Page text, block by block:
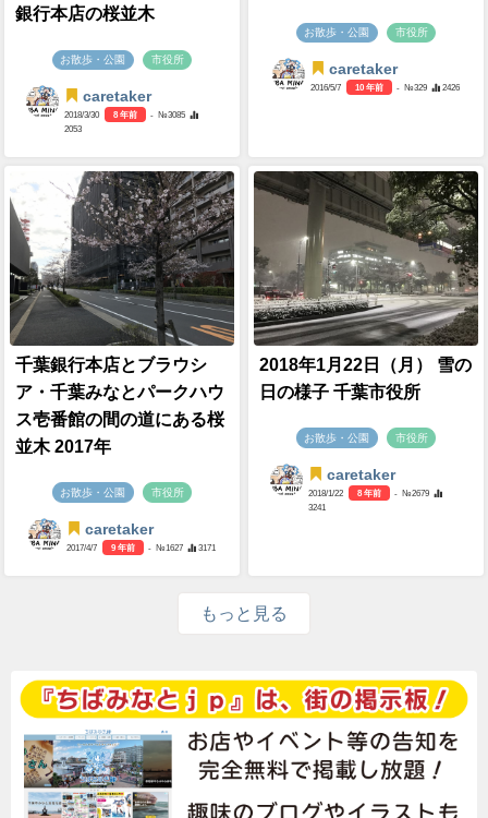
銀行本店の桜並木
お散歩・公園 市役所
caretaker
2018/3/30 8 年前
- №3085
2053
お散歩・公園 市役所
caretaker
2016/5/7 10 年前 - №329 2426
千葉銀行本店とブラウシ
ア・千葉みなとパークハウ
ス壱番館の間の道にある桜
並木 2017年
お散歩・公園 市役所
caretaker
2017/4/7 9 年前 - №1627 3171
2018年1月22日（月） 雪の
日の様子 千葉市役所
お散歩・公園 市役所
caretaker
2018/1/22 8 年前
- №2679
3241
もっと見る